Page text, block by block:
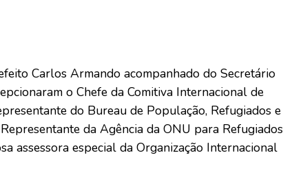
Carlos Armando acompanhado do Secretário
o Chefe da Comitiva Internacional de
do Bureau de População, Refugiados e
da Agência da ONU para Refugiados
assessora especial da Organização Internacional